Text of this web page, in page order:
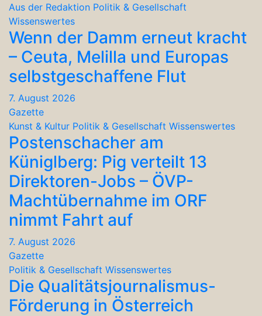
Aus der Redaktion Politik & Gesellschaft
Wissenswertes
Wenn der Damm erneut kracht
– Ceuta, Melilla und Europas
selbstgeschaffene Flut
7. August 2026
Gazette
Kunst & Kultur Politik & Gesellschaft Wissenswertes
Postenschacher am
Küniglberg: Pig verteilt 13
Direktoren-Jobs – ÖVP-
Machtübernahme im ORF
nimmt Fahrt auf
7. August 2026
Gazette
Politik & Gesellschaft Wissenswertes
Die Qualitätsjournalismus-
Förderung in Österreich